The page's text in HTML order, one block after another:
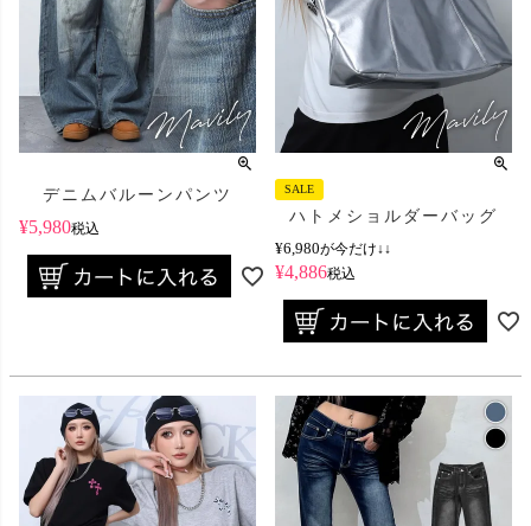
デニムバルーンパンツ
¥5,980税込
SALE
ハトメショルダーバッグ
¥6,980が今だけ↓↓
¥4,886税込